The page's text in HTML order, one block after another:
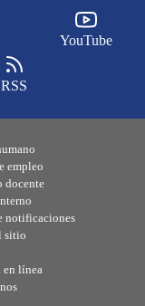
YouTube
RSS
empleo
docente
notificaciones
sitio
en línea